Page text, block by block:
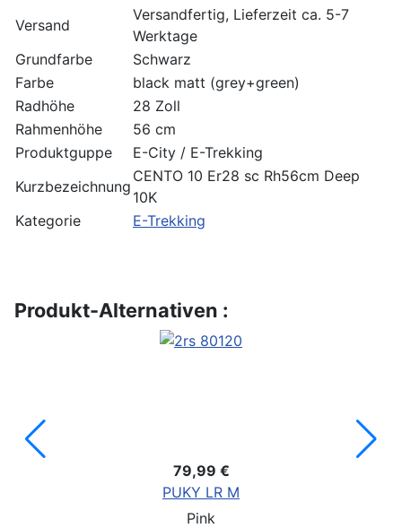
Versand
Versandfertig, Lieferzeit ca. 5-7
Werktage
Grundfarbe
Schwarz
Farbe
black matt (grey+green)
Radhöhe
28 Zoll
Rahmenhöhe
56 cm
Produktguppe
E-City / E-Trekking
Kurzbezeichnung
CENTO 10 Er28 sc Rh56cm Deep
10K
Kategorie
E-Trekking
Produkt-Alternativen :
79,99 €
PUKY LR M
Pink